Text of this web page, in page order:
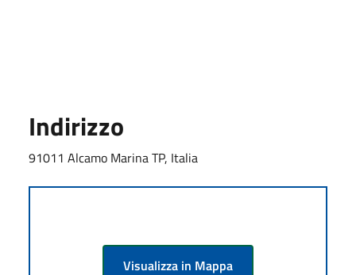
Indirizzo
91011 Alcamo Marina TP, Italia
Visualizza in Mappa